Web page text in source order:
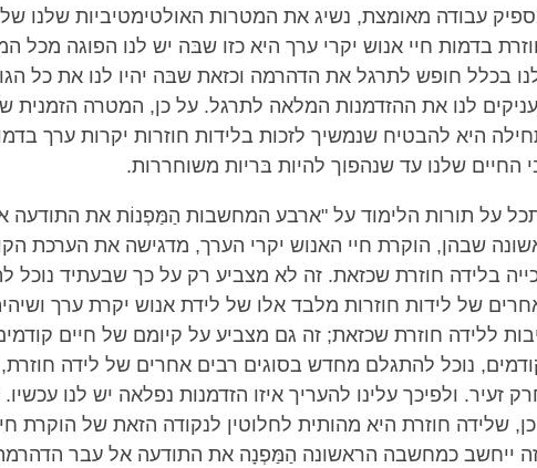
עבודה מאומצת, נשיג את המטרות האולטימטיביות שלנו
בדמות חיי אנוש יקרי ערך היא כזו שבּה יש לנו הפוגה מכל
בכלל חופש לתרגל את הדהרמה וכזאת שבּה יהיו לנו את כל
לנו את ההזדמנות המלאה לתרגל. על כן, המטרה הזמנית
היא להבטיח שנמשיך לזכות בלידות חוזרות יקרות ערך
החיים שלנו עד שנהפוך להיות בּריות משוחררות.
על תורות הלימוד על "ארבע המחשבות הַמַּפְנוֹת את התודעה
שבהן, הוקרת חיי האנוש יקרי הערך, מדגישה את הערכת
בלידה חוזרת שכזאת. זה לא מצביע רק על כך שבעתיד נוכל
של לידות חוזרות מלבד אלו של לידת אנוש יקרת ערך
ללידה חוזרת שכזאת; זה גם מצביע על קיומם של חיים
נוכל להתגלם מחדש בסוגים רבים אחרים של לידה
זעיר. ולפיכך עלינו להעריך איזו הזדמנות נפלאה יש לנו עכשיו.
שלידה חוזרת היא מהותית לחלוטין לנקודה הזאת של הוקרת
ייחשב כמחשבה הראשונה הַמַּפְנָה את התודעה אל עבר